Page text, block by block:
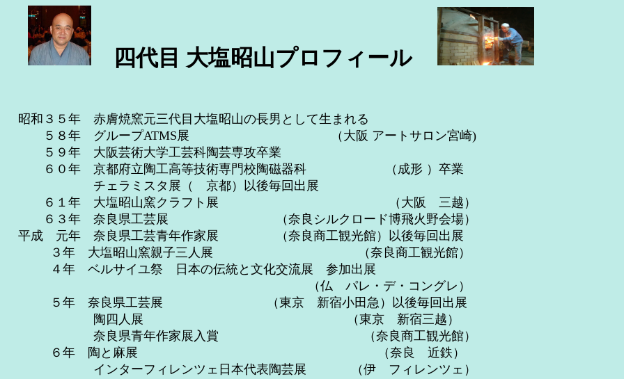
四代目 大塩昭山プロフィール
昭和３５年 赤膚焼窯元三代目大塩昭山の長男として生まれる
５８年 グループATMS展 （大阪 アートサロン宮崎)
５９年 大阪芸術大学工芸科陶芸専攻卒業
６０年 京都府立陶工高等技術専門校陶磁器科 （成形 ）卒業
チェラミスタ展（ 京都）以後毎回出展
６１年 大塩昭山窯クラフト展 （大阪 三越）
６３年 奈良県工芸展 （奈良シルクロード博飛火野会場）
平成 元年 奈良県工芸青年作家展 （奈良商工観光館）以後毎回出展
３年 大塩昭山窯親子三人展 （奈良商工観光館）
４年 ベルサイユ祭 日本の伝統と文化交流展 参加出展
（仏 パレ・デ・コングレ）
５年 奈良県工芸展 （東京 新宿小田急）以後毎回出展
陶四人展 （東京 新宿三越）
奈良県青年作家展入賞 （奈良商工観光館）
６年 陶と麻展 （奈良 近鉄）
インターフィレンツェ日本代表陶芸展 （伊 フィレンツェ）